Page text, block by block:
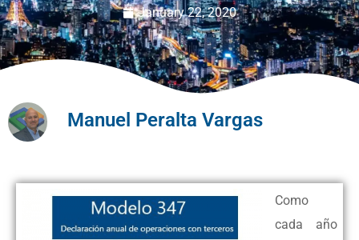
January 22, 2020
Manuel Peralta Vargas
Como
cada año